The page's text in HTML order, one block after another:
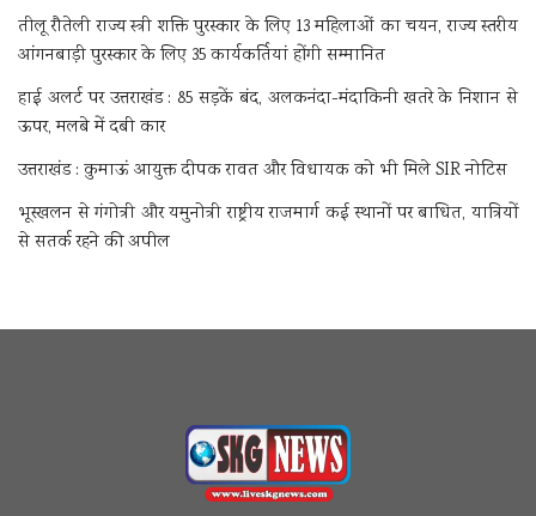
तीलू रौतेली राज्य स्त्री शक्ति पुरस्कार के लिए 13 महिलाओं का चयन, राज्य स्तरीय
आंगनबाड़ी पुरस्कार के लिए 35 कार्यकर्तियां होंगी सम्मानित
हाई अलर्ट पर उत्तराखंड : 85 सड़कें बंद, अलकनंदा-मंदाकिनी खतरे के निशान से
ऊपर, मलबे में दबी कार
उत्तराखंड : कुमाऊं आयुक्त दीपक रावत और विधायक को भी मिले SIR नोटिस
भूस्खलन से गंगोत्री और यमुनोत्री राष्ट्रीय राजमार्ग कई स्थानों पर बाधित, यात्रियों
से सतर्क रहने की अपील